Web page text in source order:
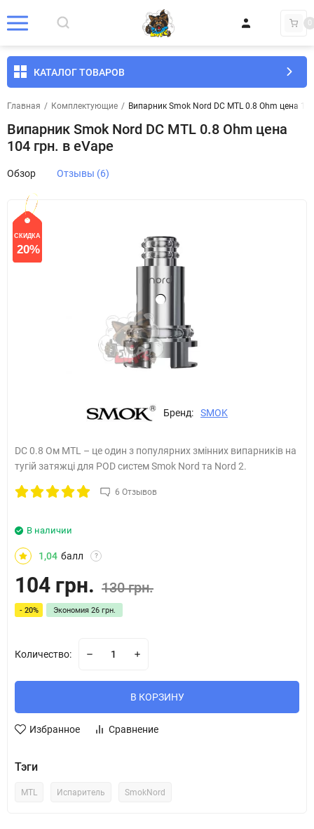
0
КАТАЛОГ ТОВАРОВ
Главная / Комплектующие / Випарник Smok Nord DC MTL 0.8 Ohm цена
Випарник Smok Nord DC MTL 0.8 Ohm цена
104 грн. в eVape
Обзор Отзывы (6)
СКИДКА
20%
Бренд: SMOK
DC 0.8 Ом MTL – це один з популярних змінних випарників на
тугій затяжці для POD систем Smok Nord та Nord 2.
6 Отзывов
В наличии
1,04 балл ?
104 грн. 130 грн.
- 20% Экономия 26 грн.
Количество:
В КОРЗИНУ
Избранное Сравнение
Тэги
MTL Испаритель SmokNord